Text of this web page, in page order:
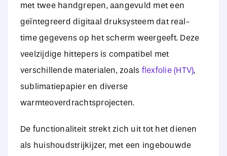
met twee handgrepen, aangevuld met een
geïntegreerd digitaal druksysteem dat real-
time gegevens op het scherm weergeeft. Deze
veelzijdige hittepers is compatibel met
verschillende materialen, zoals flexfolie (HTV),
sublimatiepapier en diverse
warmteoverdrachtsprojecten.
De functionaliteit strekt zich uit tot het dienen
als huishoudstrijkijzer, met een ingebouwde